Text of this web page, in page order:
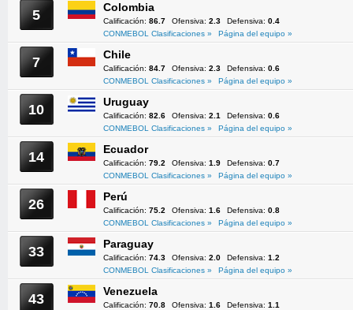
5 Colombia
Calificación: 86.7 Ofensiva: 2.3 Defensiva: 0.4
CONMEBOL Clasificaciones »
Página del equipo »
7 Chile
Calificación: 84.7 Ofensiva: 2.3 Defensiva: 0.6
CONMEBOL Clasificaciones »
Página del equipo »
10 Uruguay
Calificación: 82.6 Ofensiva: 2.1 Defensiva: 0.6
CONMEBOL Clasificaciones »
Página del equipo »
14 Ecuador
Calificación: 79.2 Ofensiva: 1.9 Defensiva: 0.7
CONMEBOL Clasificaciones »
Página del equipo »
26 Perú
Calificación: 75.2 Ofensiva: 1.6 Defensiva: 0.8
CONMEBOL Clasificaciones »
Página del equipo »
33 Paraguay
Calificación: 74.3 Ofensiva: 2.0 Defensiva: 1.2
CONMEBOL Clasificaciones »
Página del equipo »
43 Venezuela
Calificación: 70.8 Ofensiva: 1.6 Defensiva: 1.1